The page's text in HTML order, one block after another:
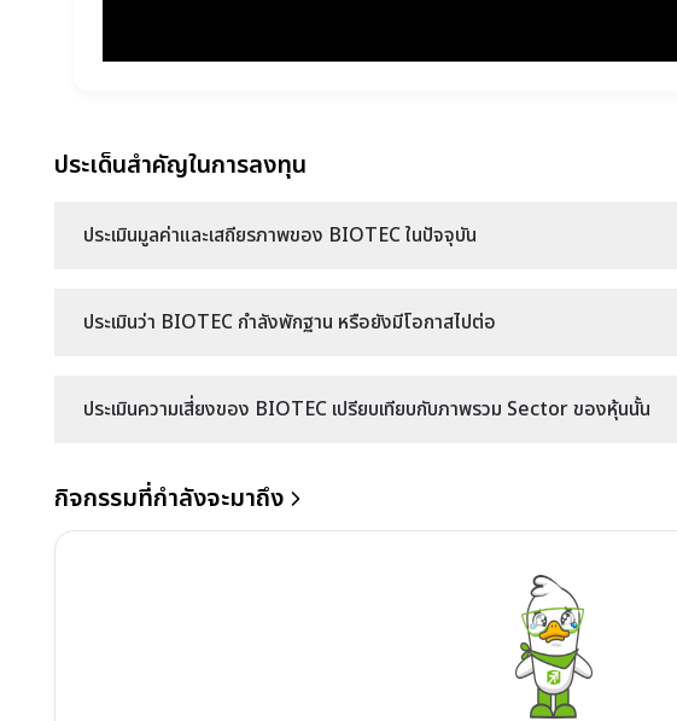
ประเด็นสำคัญในการลงทุน
ประเมินมูลค่าและเสถียรภาพของ BIOTEC ในปัจจุบัน
ประเมินว่า BIOTEC กำลังพักฐาน หรือยังมีโอกาสไปต่อ
ประเมินความเสี่ยงของ BIOTEC เปรียบเทียบกับภาพรวม Sector ของหุ้นนั้น
กิจกรรมที่กำลังจะมาถึง